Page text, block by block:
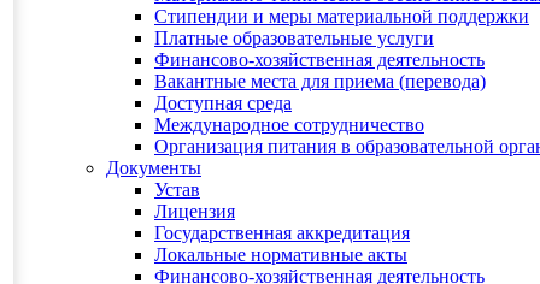
Стипендии и меры материальной поддержки
Платные образовательные услуги
Финансово-хозяйственная деятельность
Вакантные места для приема (перевода)
Доступная среда
Международное сотрудничество
Организация питания в образовательной
Документы
Устав
Лицензия
Государственная аккредитация
Локальные нормативные акты
Финансово-хозяйственная деятельность